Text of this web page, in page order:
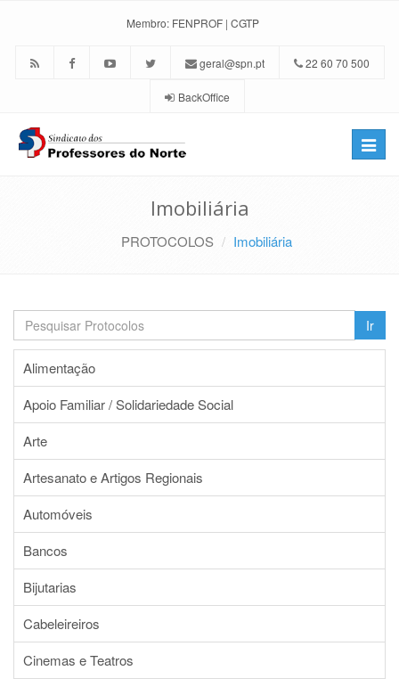
Membro: FENPROF | CGTP
geral@spn.pt 22 60 70 500
BackOffice
Toggle
Imobiliária
PROTOCOLOS Imobiliária
Ir
Alimentação
Apoio Familiar / Solidariedade Social
Arte
Artesanato e Artigos Regionais
Automóveis
Bancos
Bijutarias
Cabeleireiros
Cinemas e Teatros